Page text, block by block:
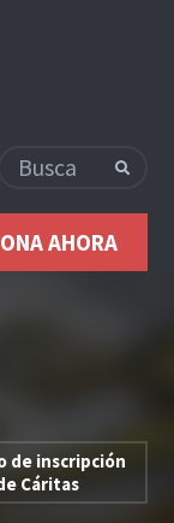
AHORA
de inscripción
Cáritas